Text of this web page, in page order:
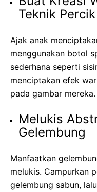
Teknik Percik
Ajak anak
menggunakan botol
sederhana seperti
menciptakan efek
pada gambar mereka.
Melukis
Gelembung
Manfaatkan
melukis. Campurkan
gelembung sabun,